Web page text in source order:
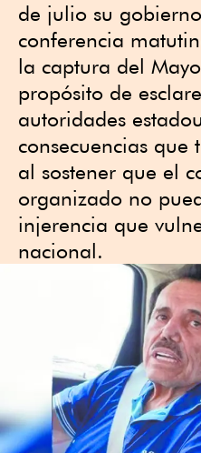
de julio su
conferencia
la captura del
propósito de
autoridades
consecuencias que
al sostener que el
organizado no
injerencia que
nacional.